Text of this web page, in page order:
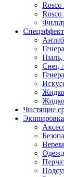
Rosco
Rosco
Пыль,
Снег,
Чистящие
Экипировка